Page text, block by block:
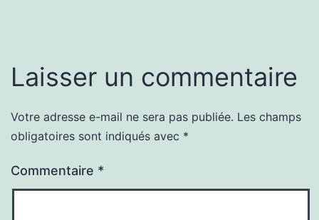
Laisser un commentaire
Votre adresse e-mail ne sera pas publiée. Les champs
obligatoires sont indiqués avec *
Commentaire *